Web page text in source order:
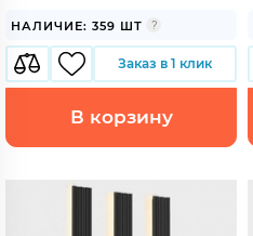
НАЛИЧИЕ: 359 ШТ
Заказ в 1 клик
В корзину